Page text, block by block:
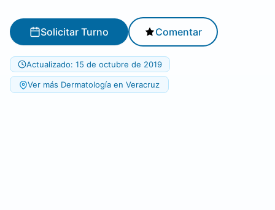
Solicitar Turno Comentar
Actualizado: 15 de octubre de 2019
Ver más Dermatología en Veracruz